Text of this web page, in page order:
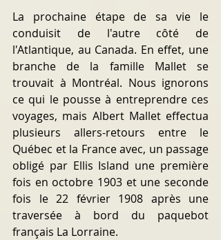
La prochaine étape de sa vie le
conduisit de l'autre côté de
l'Atlantique, au Canada. En effet, une
branche de la famille Mallet se
trouvait à Montréal. Nous ignorons
ce qui le pousse à entreprendre ces
voyages, mais Albert Mallet effectua
plusieurs allers-retours entre le
Québec et la France avec, un passage
obligé par Ellis Island une première
fois en octobre 1903 et une seconde
fois le 22 février 1908 après une
traversée à bord du paquebot
français La Lorraine.